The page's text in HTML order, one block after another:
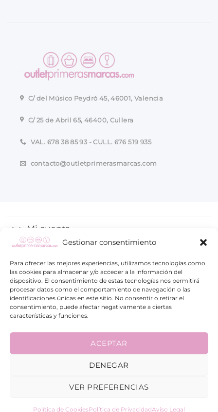
Gestionar consentimiento
Para ofrecer las mejores experiencias, utilizamos tecnologías como
las cookies para almacenar y/o acceder a la información del
dispositivo. El consentimiento de estas tecnologías nos permitirá
procesar datos como el comportamiento de navegación o las
identificaciones únicas en este sitio. No consentir o retirar el
consentimiento, puede afectar negativamente a ciertas
características y funciones.
ACEPTAR
DENEGAR
VER PREFERENCIAS
Política de CookiesPolítica de PrivacidadAviso Legal
C/ del Músico Peydró 45, 46001, Valencia
C/ 25 de Abril 65, 46400, Cullera
VAL. 678 38 85 93 - CULL. 676 519 935
contacto@outletprimerasmarcas.com
Mi cuenta
Información
Visa PayPal
© 2026 | Diseñado porPubliting.com